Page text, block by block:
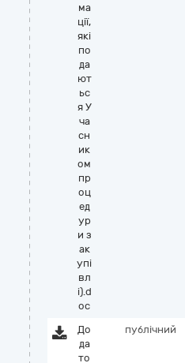
ма
ції,
які
по
да
ют
ьс
я У
ча
сн
ик
ом
пр
оц
ед
ур
и з
ак
упі
вл
і).d
oc
До
да
то
публічний